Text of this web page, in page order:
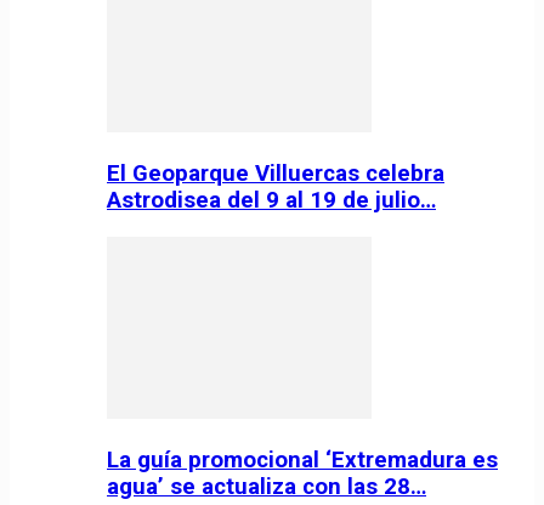
El Geoparque Villuercas celebra
Astrodisea del 9 al 19 de julio…
La guía promocional ‘Extremadura es
agua’ se actualiza con las 28…